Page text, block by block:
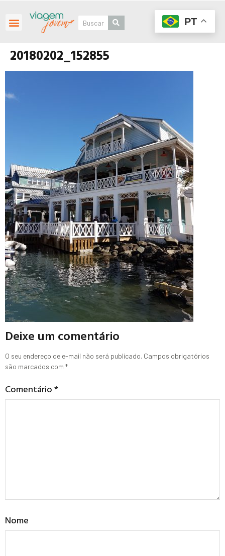
20180202_152855
Deixe um comentário
O seu endereço de e-mail não será publicado. Campos obrigatórios
são marcados com *
Comentário*
Nome
PT